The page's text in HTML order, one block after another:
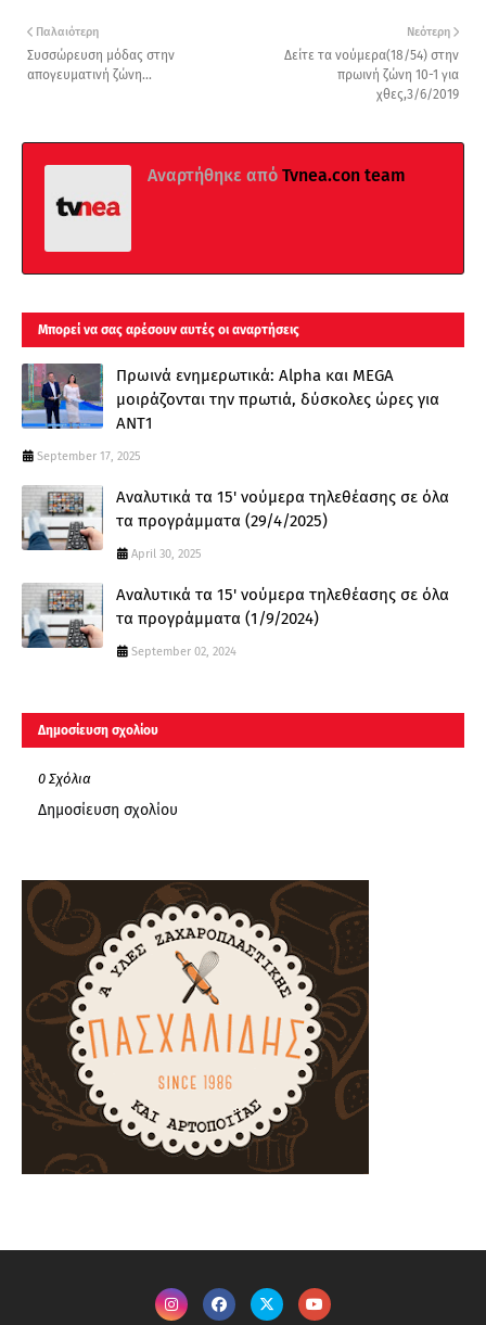
Νεότερη
Δείτε τα νούμερα(18/54) στην
πρωινή ζώνη 10-1 για
χθες,3/6/2019
Παλαιότερη
Συσσώρευση μόδας στην
απογευματινή ζώνη...
Αναρτήθηκε από Tvnea.con team
Μπορεί να σας αρέσουν αυτές οι αναρτήσεις
Πρωινά ενημερωτικά: Alpha και MEGA
μοιράζονται την πρωτιά, δύσκολες ώρες για
ΑΝΤ1
September 17, 2025
Αναλυτικά τα 15' νούμερα τηλεθέασης σε όλα
τα προγράμματα (29/4/2025)
April 30, 2025
Αναλυτικά τα 15' νούμερα τηλεθέασης σε όλα
τα προγράμματα (1/9/2024)
September 02, 2024
Δημοσίευση σχολίου
0 Σχόλια
Δημοσίευση σχολίου